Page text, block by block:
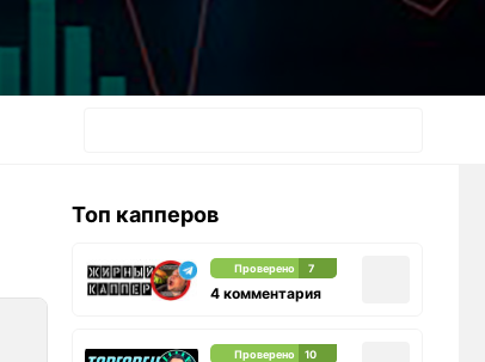
Топ капперов
Проверено 7
4 комментария
Проверено 10